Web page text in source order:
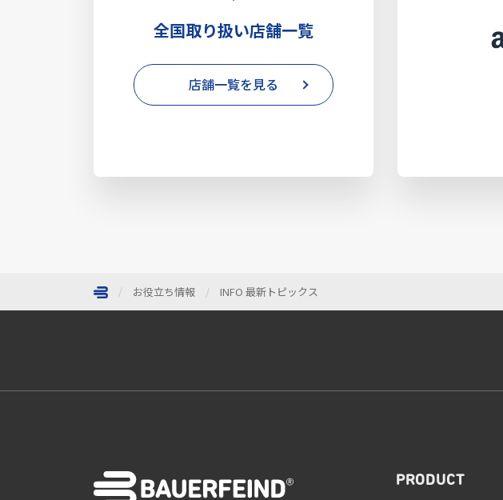
全国取り扱い店舗一覧
店舗一覧を見る
お役立ち情報 INFO 最新トピックス
ページトップへ
PRODUCT